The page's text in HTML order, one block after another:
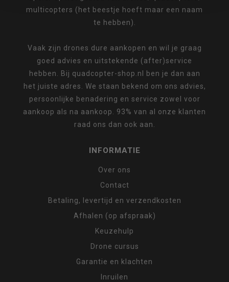
multicopters (het beestje hoeft maar een naam
te hebben).
Vaak zijn drones dure aankopen en wil je graag
goed advies en uitstekende (after)service
hebben. Bij quadcopter-shop.nl ben je dan aan
het juiste adres. We staan bekend om ons advies,
persoonlijke benadering en service zowel voor
aankoop als na aankoop. 93% van al onze klanten
raad ons dan ook aan.
INFORMATIE
Over ons
Contact
Betaling, levertijd en verzendkosten
Afhalen (op afspraak)
Keuzehulp
Drone cursus
Garantie en klachten
Inruilen